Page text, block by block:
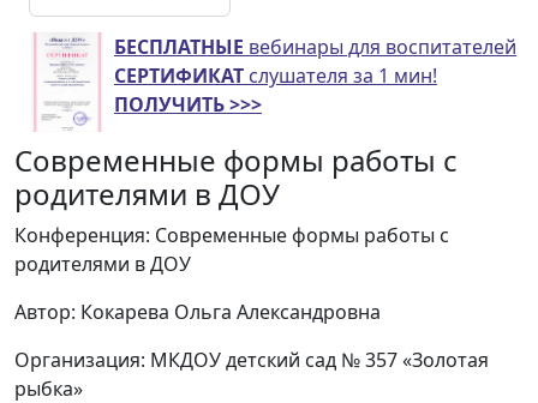
БЕСПЛАТНЫЕ вебинары для воспитателей
СЕРТИФИКАТ слушателя за 1 мин!
ПОЛУЧИТЬ >>>
Современные формы работы с
родителями в ДОУ
Конференция: Современные формы работы с
родителями в ДОУ
Автор: Кокарева Ольга Александровна
Организация: МКДОУ детский сад № 357 «Золотая
рыбка»